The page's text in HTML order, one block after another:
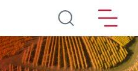
Pasar al contenido principal